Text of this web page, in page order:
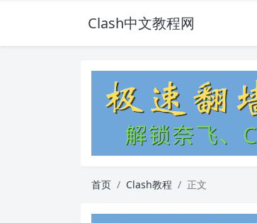
Clash中文教程网
首页 Clash教程 正文